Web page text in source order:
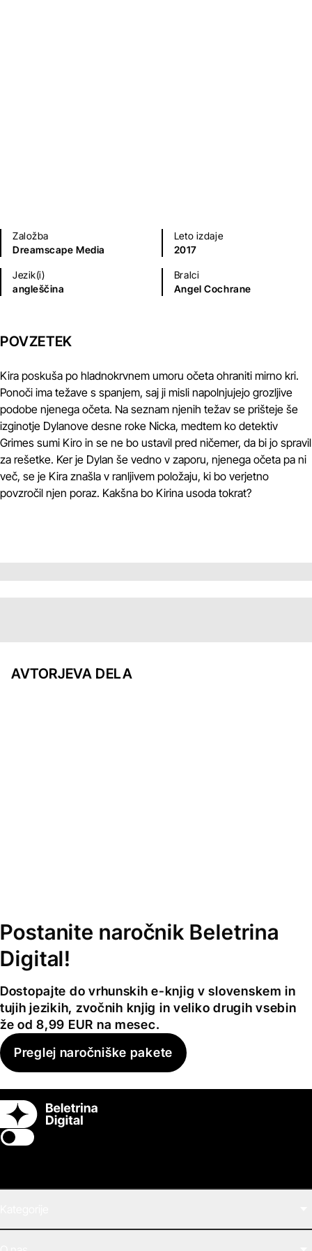
Založba
Dreamscape Media
Leto izdaje
2017
Jezik(i)
angleščina
Bralci
Angel Cochrane
POVZETEK
Kira poskuša po hladnokrvnem umoru očeta ohraniti mirno kri.
Ponoči ima težave s spanjem, saj ji misli napolnjujejo grozljive
podobe njenega očeta. Na seznam njenih težav se prišteje še
izginotje Dylanove desne roke Nicka, medtem ko detektiv
Grimes sumi Kiro in se ne bo ustavil pred ničemer, da bi jo spravil
za rešetke. Ker je Dylan še vedno v zaporu, njenega očeta pa ni
več, se je Kira znašla v ranljivem položaju, ki bo verjetno
povzročil njen poraz. Kakšna bo Kirina usoda tokrat?
AVTORJEVA DELA
Postanite naročnik Beletrina
Digital!
Dostopajte do vrhunskih e-knjig v slovenskem in
tujih jezikih, zvočnih knjig in veliko drugih vsebin
že od 8,99 EUR na mesec.
Preglej naročniške pakete
Switch theme